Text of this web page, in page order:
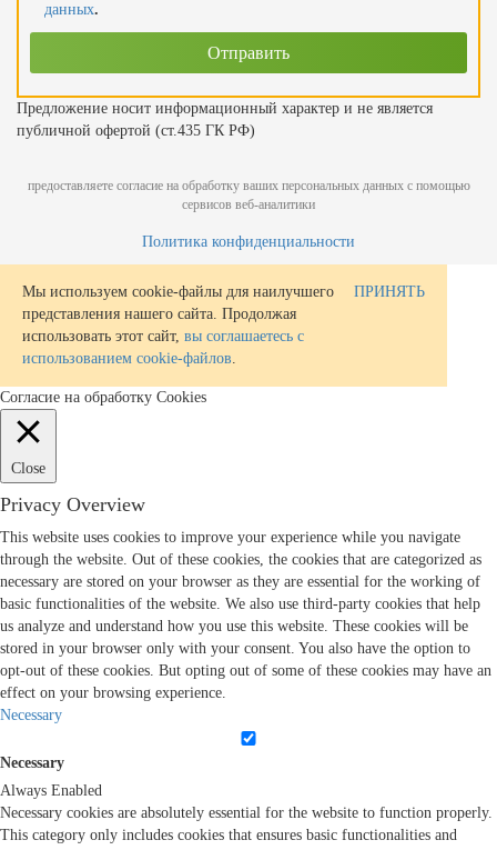
данных.
Предложение носит информационный характер и не является
публичной офертой (ст.435 ГК РФ)
предоставляете согласие на обработку ваших персональных данных с помощью
сервисов веб-аналитики
Политика конфиденциальности
Мы используем cookie-файлы для наилучшего
представления нашего сайта. Продолжая
использовать этот сайт, вы соглашаетесь с
использованием cookie-файлов
ПРИНЯТЬ
Согласие на обработку Cookies
Close
Privacy Overview
This website uses cookies to improve your experience while you navigate
through the website. Out of these cookies, the cookies that are categorized as
necessary are stored on your browser as they are essential for the working of
basic functionalities of the website. We also use third-party cookies that help
us analyze and understand how you use this website. These cookies will be
stored in your browser only with your consent. You also have the option to
opt-out of these cookies. But opting out of some of these cookies may have an
effect on your browsing experience.
Necessary
Necessary
Always Enabled
Necessary cookies are absolutely essential for the website to function properly.
This category only includes cookies that ensures basic functionalities and